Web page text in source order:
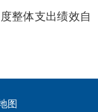
整体支出绩效自
图